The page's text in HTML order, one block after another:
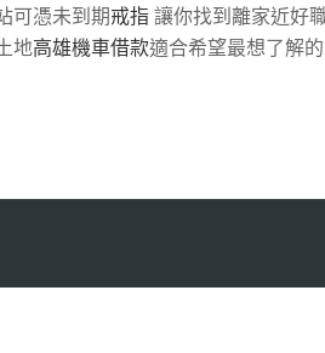
可憑未到期戒指讓你找到離家近好
地高雄機車借款適合希望最想了解